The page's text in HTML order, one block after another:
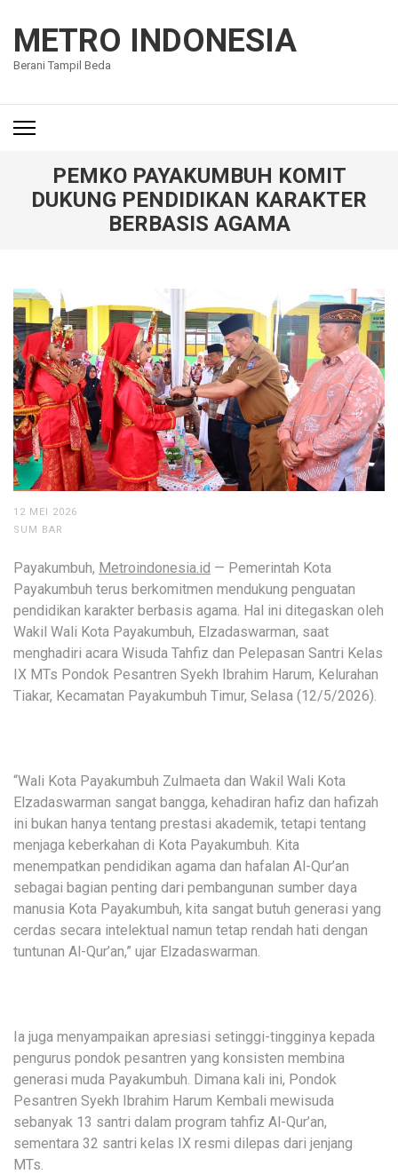
konten
(Tekan
METRO INDONESIA
Berani Tampil Beda
PEMKO PAYAKUMBUH KOMIT
DUKUNG PENDIDIKAN KARAKTER
BERBASIS AGAMA
12 MEI 2026
SUM BAR
Payakumbuh, Metroindonesia.id — Pemerintah Kota
Payakumbuh terus berkomitmen mendukung penguatan
pendidikan karakter berbasis agama. Hal ini ditegaskan oleh
Wakil Wali Kota Payakumbuh, Elzadaswarman, saat
menghadiri acara Wisuda Tahfiz dan Pelepasan Santri Kelas
IX MTs Pondok Pesantren Syekh Ibrahim Harum, Kelurahan
Tiakar, Kecamatan Payakumbuh Timur, Selasa (12/5/2026).
“Wali Kota Payakumbuh Zulmaeta dan Wakil Wali Kota
Elzadaswarman sangat bangga, kehadiran hafiz dan hafizah
ini bukan hanya tentang prestasi akademik, tetapi tentang
menjaga keberkahan di Kota Payakumbuh. Kita
menempatkan pendidikan agama dan hafalan Al-Qur’an
sebagai bagian penting dari pembangunan sumber daya
manusia Kota Payakumbuh, kita sangat butuh generasi yang
cerdas secara intelektual namun tetap rendah hati dengan
tuntunan Al-Qur’an,” ujar Elzadaswarman.
Ia juga menyampaikan apresiasi setinggi-tingginya kepada
pengurus pondok pesantren yang konsisten membina
generasi muda Payakumbuh. Dimana kali ini, Pondok
Pesantren Syekh Ibrahim Harum Kembali mewisuda
sebanyak 13 santri dalam program tahfiz Al-Qur’an,
sementara 32 santri kelas IX resmi dilepas dari jenjang
MTs.